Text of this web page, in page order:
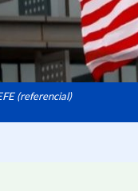
(referencial)